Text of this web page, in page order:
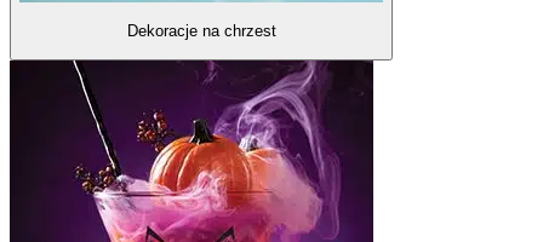
Dekoracje na chrzest